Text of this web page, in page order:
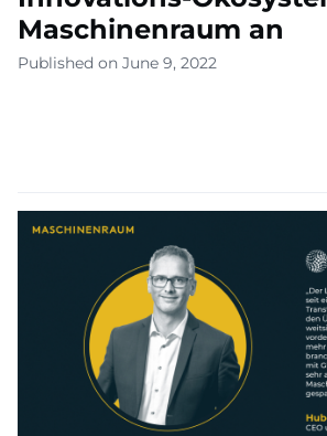
Maschinenraum an
Published on June 9, 2022